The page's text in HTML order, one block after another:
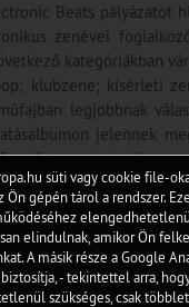
Beats pályázatot
zenével
kategóriákban
klubzene; kísérleti
legjobbnak
jelennek
os animációként
mellett. A
mellett
2024. február 29.
süti vagy cookie file-
Ön gépén tárol a rendszer.
elindulnak, amikor Ön
A másik része a Google
- tekintettel arra,
szükséges, csak